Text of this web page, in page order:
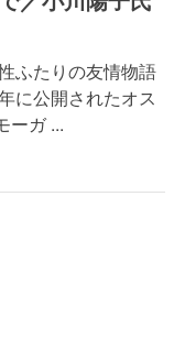
ふたりの友情物語
に公開されたオス
ーガ ...